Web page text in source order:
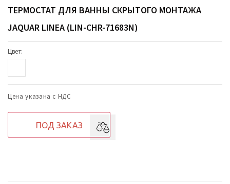
ТЕРМОСТАТ ДЛЯ ВАННЫ СКРЫТОГО МОНТАЖА
JAQUAR LINEA (LIN-CHR-71683N)
Цвет:
Цена указана с НДС
ПОД ЗАКАЗ